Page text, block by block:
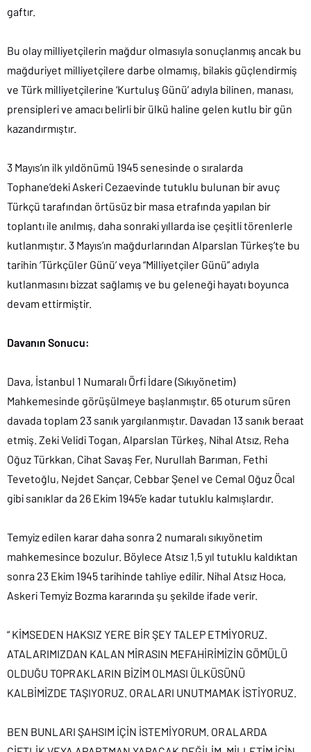
gaftır.
Bu olay milliyetçilerin mağdur olmasıyla sonuçlanmış ancak bu
mağduriyet milliyetçilere darbe olmamış, bilakis güçlendirmiş
ve Türk milliyetçilerine ‘Kurtuluş Günü’ adıyla bilinen, manası,
prensipleri ve amacı belirli bir ülkü haline gelen kutlu bir gün
kazandırmıştır.
3 Mayıs’ın ilk yıldönümü 1945 senesinde o sıralarda
Tophane’deki Askeri Cezaevinde tutuklu bulunan bir avuç
Türkçü tarafından örtüsüz bir masa etrafında yapılan bir
toplantı ile anılmış, daha sonraki yıllarda ise çeşitli törenlerle
kutlanmıştır. 3 Mayıs’ın mağdurlarından Alparslan Türkeş’te bu
tarihin ‘Türkçüler Günü’ veya “Milliyetçiler Günü” adıyla
kutlanmasını bizzat sağlamış ve bu geleneği hayatı boyunca
devam ettirmiştir.
Davanın Sonucu:
Dava, İstanbul 1 Numaralı Örfi İdare (Sıkıyönetim)
Mahkemesinde görüşülmeye başlanmıştır. 65 oturum süren
davada toplam 23 sanık yargılanmıştır. Davadan 13 sanık beraat
etmiş. Zeki Velidi Togan, Alparslan Türkeş, Nihal Atsız, Reha
Oğuz Türkkan, Cihat Savaş Fer, Nurullah Barıman, Fethi
Tevetoğlu, Nejdet Sançar, Cebbar Şenel ve Cemal Oğuz Öcal
gibi sanıklar da 26 Ekim 1945’e kadar tutuklu kalmışlardır.
Temyiz edilen karar daha sonra 2 numaralı sıkıyönetim
mahkemesince bozulur. Böylece Atsız 1,5 yıl tutuklu kaldıktan
sonra 23 Ekim 1945 tarihinde tahliye edilir. Nihal Atsız Hoca,
Askeri Temyiz Bozma kararında şu şekilde ifade verir.
“ KİMSEDEN HAKSIZ YERE BİR ŞEY TALEP ETMİYORUZ.
ATALARIMIZDAN KALAN MİRASIN MEFAHİRİMİZİN GÖMÜLÜ
OLDUĞU TOPRAKLARIN BİZİM OLMASI ÜLKÜSÜNÜ
KALBİMİZDE TAŞIYORUZ. ORALARI UNUTMAMAK İSTİYORUZ.
BEN BUNLARI ŞAHSIM İÇİN İSTEMİYORUM. ORALARDA